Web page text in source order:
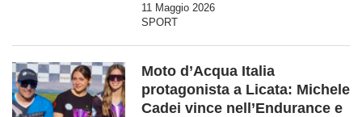
11 Maggio 2026
SPORT
Moto d’Acqua Italia
protagonista a Licata: Michele
Cadei vince nell’Endurance e